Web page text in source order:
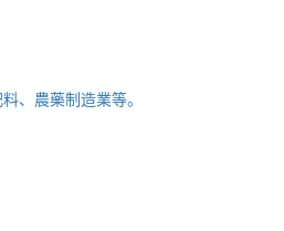
、農藥制造業等。